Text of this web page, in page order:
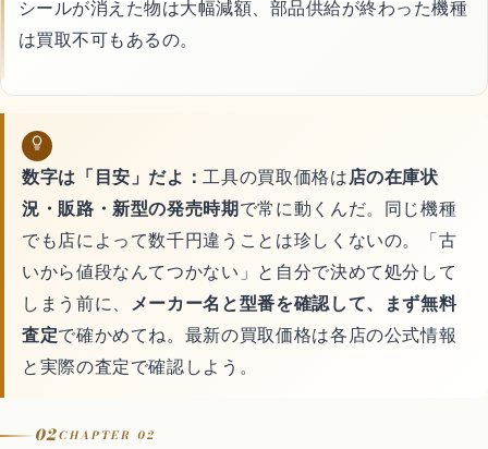
シールが消えた物は大幅減額、部品供給が終わった機種
は買取不可もあるの。
数字は「目安」だよ：工具の買取価格は店の在庫状
況・販路・新型の発売時期で常に動くんだ。同じ機種
でも店によって数千円違うことは珍しくないの。「古
いから値段なんてつかない」と自分で決めて処分して
しまう前に、 メーカー名と型番を確認して、まず無料
査定で確かめてね。最新の買取価格は各店の公式情報
と実際の査定で確認しよう。
02CHAPTER 02